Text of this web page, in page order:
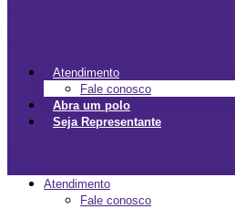
Atendimento
Fale conosco
Abra um polo
Seja Representante
Atendimento
Fale conosco